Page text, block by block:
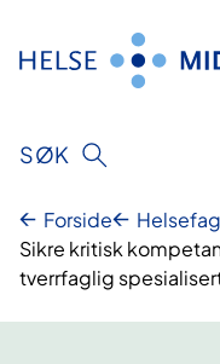
innhold
SØK
Forside
Sikre kritisk
tverrfaglig